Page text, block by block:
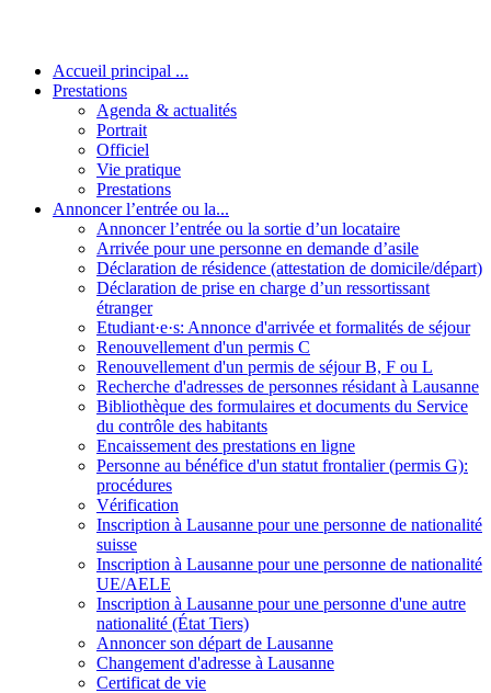
Accueil principal ...
Prestations
Agenda & actualités
Portrait
Officiel
Vie pratique
Prestations
Annoncer l’entrée ou la...
Annoncer l’entrée ou la sortie d’un locataire
Arrivée pour une personne en demande d’asile
Déclaration de résidence (attestation de domicile/départ)
Déclaration de prise en charge d’un ressortissant
étranger
Etudiant·e·s: Annonce d'arrivée et formalités de séjour
Renouvellement d'un permis C
Renouvellement d'un permis de séjour B, F ou L
Recherche d'adresses de personnes résidant à Lausanne
Bibliothèque des formulaires et documents du Service
du contrôle des habitants
Encaissement des prestations en ligne
Personne au bénéfice d'un statut frontalier (permis G):
procédures
Vérification
Inscription à Lausanne pour une personne de nationalité
suisse
Inscription à Lausanne pour une personne de nationalité
UE/AELE
Inscription à Lausanne pour une personne d'une autre
nationalité (État Tiers)
Annoncer son départ de Lausanne
Changement d'adresse à Lausanne
Certificat de vie